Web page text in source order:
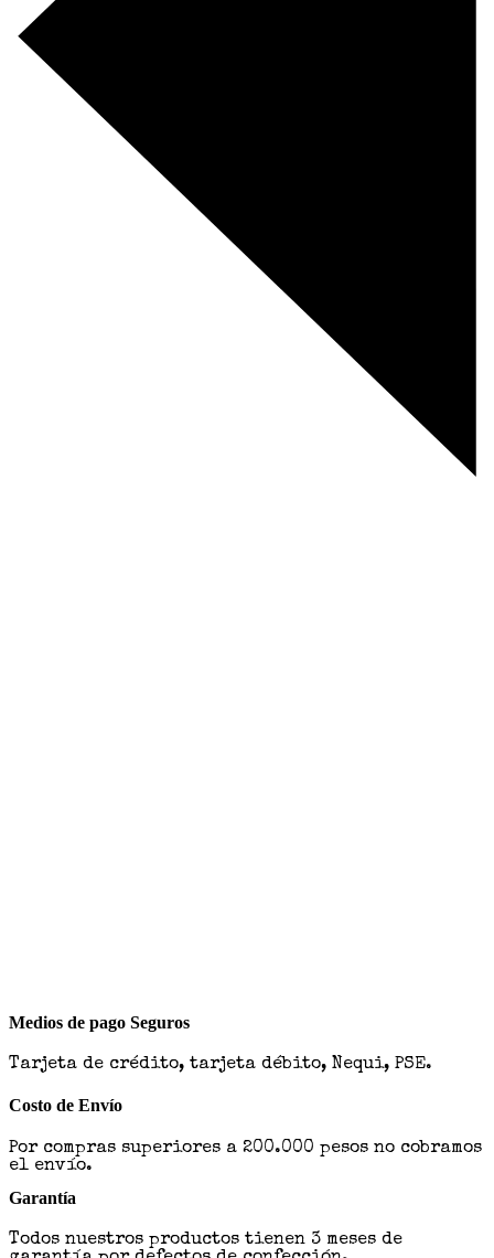
Medios de pago Seguros
Tarjeta de crédito, tarjeta débito, Nequi, PSE.
Costo de Envío
Por compras superiores a 200.000 pesos no cobramos
el envío.
Garantía
Todos nuestros productos tienen 3 meses de